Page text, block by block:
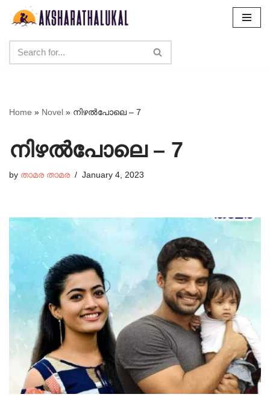
content
Home » Novel » നിഴൽപോലെ – 7
നിഴൽപോലെ – 7
by താമര താമര January 4, 2023